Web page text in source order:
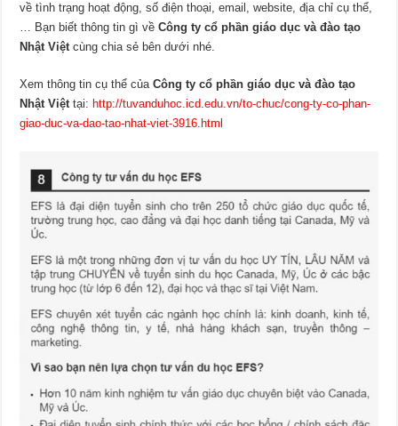
về tình trạng hoạt động, số điện thoại, email, website, địa chỉ cụ thể,
… Bạn biết thông tin gì vềCông ty cổ phần giáo dục và đào tạo
Nhật Việtcùng chia sẻ bên dưới nhé.
Xem thông tin cụ thể củaCông ty cổ phần giáo dục và đào tạo
Nhật Việttại: http://tuvanduhoc.icd.edu.vn/to-chuc/cong-ty-co-phan-
giao-duc-va-dao-tao-nhat-viet-3916.html